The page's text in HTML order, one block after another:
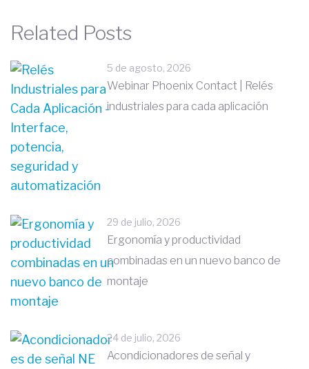
Related Posts
5 de agosto, 2026
Webinar Phoenix Contact | Relés
industriales para cada aplicación
29 de julio, 2026
Ergonomía y productividad
combinadas en un nuevo banco de
montaje
24 de julio, 2026
Acondicionadores de señal y